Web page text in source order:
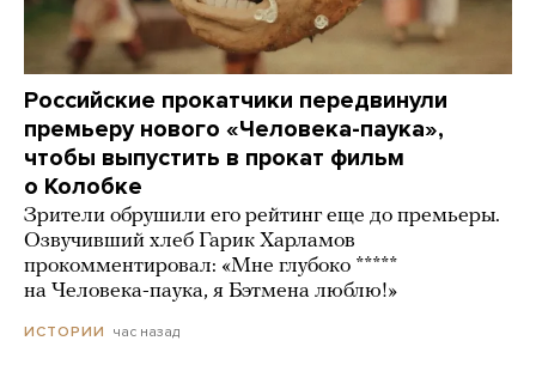
Российские прокатчики передвинули
премьеру нового «Человека-паука»,
чтобы выпустить в прокат фильм
о Колобке
Зрители обрушили его рейтинг еще до премьеры.
Озвучивший хлеб Гарик Харламов
прокомментировал: «Мне глубоко *****
на Человека-паука, я Бэтмена люблю!»
ИСТОРИИ час назад